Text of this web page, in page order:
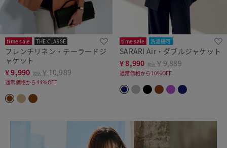
time sale THE CLASSE
フレンチリネン・テーラードジ
ャケット
¥9,990 税込 ￥10,989
通常価格から44%OFF
time sale 洗濯機可
SARARI Air・ダブルジャケット
¥8,990 税込 ￥9,889
通常価格から10%OFF